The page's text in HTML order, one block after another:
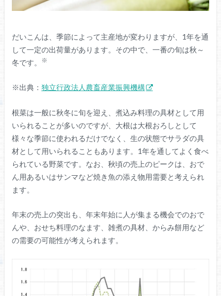
だいこんは、季節によって主産地が変わりますが、1年を通
して一定の出荷量があります。その中で、一番の旬は秋～
冬です。
※
※出典： 独立行政法人農畜産業振興機構
根菜は一般に秋冬に旬を迎え、煮込み料理の具材として用
いられることが多いのですが、大根は大根おろしとして
様々な季節に使われるだけでなく、生の状態でサラダの具
材として用いられることもあります。1年を通してよく食べ
られている野菜です。なお、秋頃の売上のピークは、おで
ん用あるいはサンマなど焼き魚の添え物用需要と考えられ
ます。
年末の売上の突出も、年末年始に人が集まる機会でのおで
んや、おせち料理のなます、雑煮の具材、からみ餅用など
の需要の可能性が考えられます。